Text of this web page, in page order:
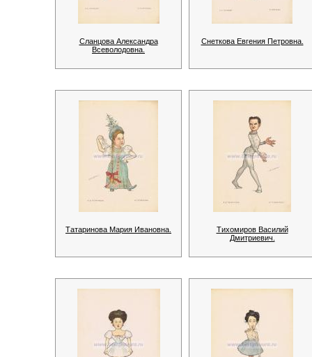
Сланцова Александра
Всеволодовна.
Снеткова Евгения Петровна.
Татаринова Мария Ивановна.
Тихомиров Василий
Дмитриевич.